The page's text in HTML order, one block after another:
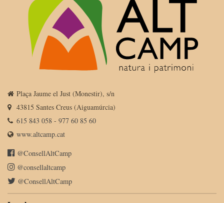
Plaça Jaume el Just (Monestir), s/n
43815 Santes Creus (Aiguamúrcia)
615 843 058 - 977 60 85 60
www.altcamp.cat
@ConsellAltCamp
@consellaltcamp
@ConsellAltCamp